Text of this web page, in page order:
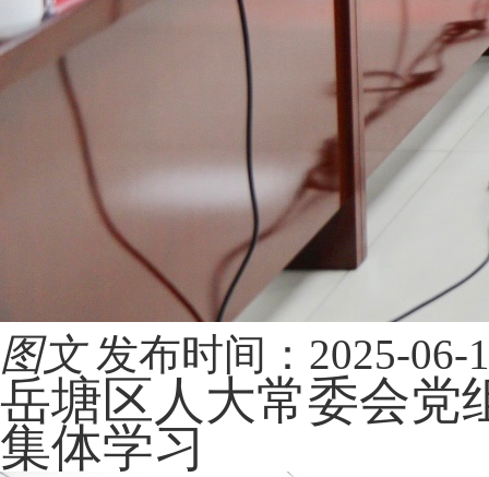
图文 发布时间：2025-06-
岳塘区人大常委会党
集体学习